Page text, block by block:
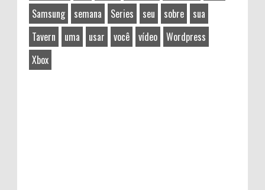
Samsung
semana Series seu sobre
sua
Tavern
uma usar você vídeo
Wordpress
Xbox